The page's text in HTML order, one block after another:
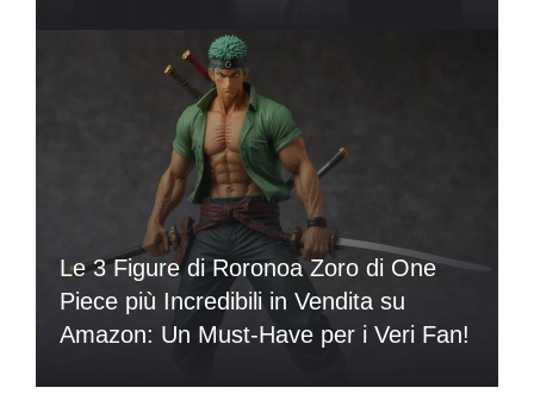
Le 3 Figure di Roronoa Zoro di One
Piece più Incredibili in Vendita su
Amazon: Un Must-Have per i Veri Fan!